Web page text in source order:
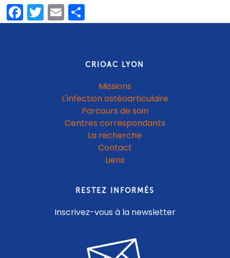
Facebook
Twitter
EmailPartager
CRIOAC LYON
Missions
L'infection ostéoarticulaire
Parcours de soin
Centres correspondants
La recherche
Contact
Liens
RESTEZ INFORMÉS
Inscrivez-vous à la newsletter